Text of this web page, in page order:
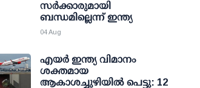
സര്‍ക്കാരുമായി
ബന്ധമില്ലെന്ന് ഇന്ത്യ
04 Aug
എയര്‍ ഇന്ത്യ വിമാനം
ശക്തമായ
ആകാശച്ചുഴിയില്‍ പെട്ടു: 12